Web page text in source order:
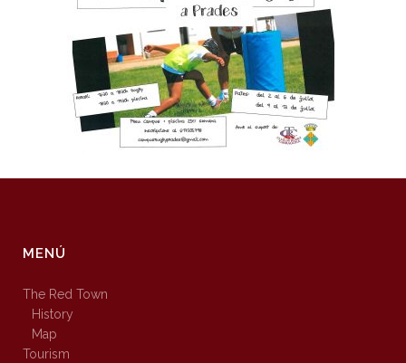
MENÚ
The Red Town
History
Map
Tourism